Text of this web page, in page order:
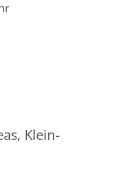
Klein-